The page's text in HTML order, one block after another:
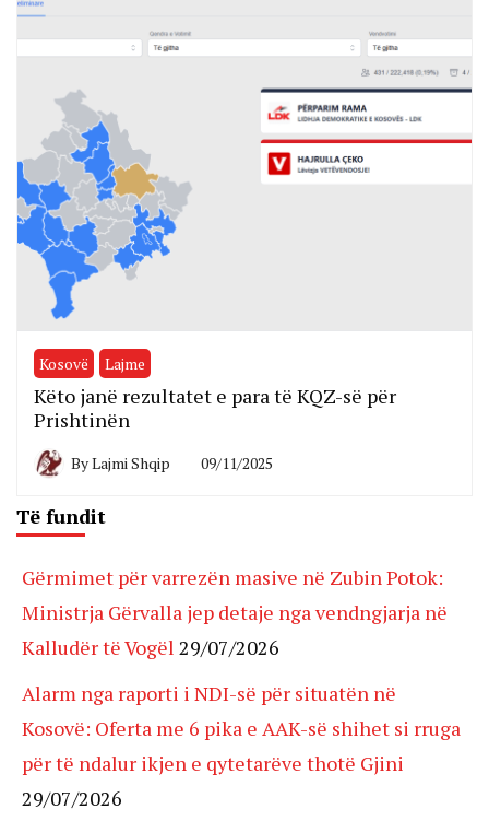
Kosovë Lajme
Këto janë rezultatet e para të KQZ-së për
Prishtinën
ByLajmi Shqip 09/11/2025
Të fundit
Gërmimet për varrezën masive në Zubin Potok:
Ministrja Gërvalla jep detaje nga vendngjarja në
Kalludër të Vogël 29/07/2026
Alarm nga raporti i NDI-së për situatën në
Kosovë: Oferta me 6 pika e AAK-së shihet si rruga
për të ndalur ikjen e qytetarëve thotë Gjini
29/07/2026